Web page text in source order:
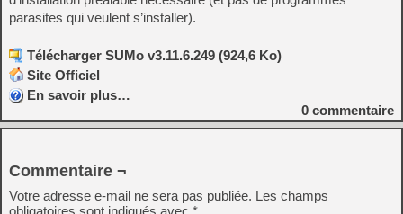
parasites qui veulent s’installer).
Télécharger SUMo v3.11.6.249 (924,6 Ko)
Site Officiel
En savoir plus…
0 commentaire
Commentaire ¬
Votre adresse e-mail ne sera pas publiée. Les champs
obligatoires sont indiqués avec *